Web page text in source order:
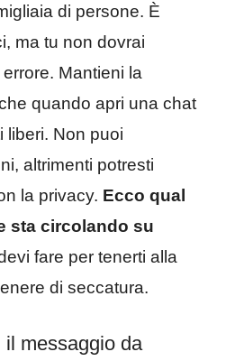
di persone. È
ma tu non dovrai
Mantieni la
quando apri una chat
liberi. Non puoi
altrimenti potresti
la privacy. Ecco qual
sta circolando su
fare per tenerti alla
di seccatura.
messaggio da